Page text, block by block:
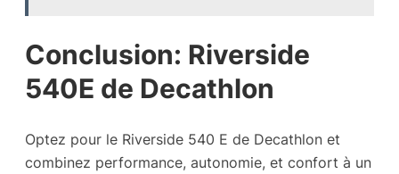
Conclusion: Riverside
540E de Decathlon
Optez pour le Riverside 540 E de Decathlon et
combinez performance, autonomie, et confort à un